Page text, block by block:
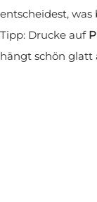
entscheidest, was
Tipp: Drucke auf
hängt schön glatt